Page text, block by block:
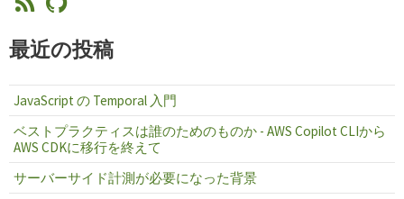
最近の投稿
JavaScript の Temporal 入門
ベストプラクティスは誰のためのものか - AWS Copilot CLIから
AWS CDKに移行を終えて
サーバーサイド計測が必要になった背景